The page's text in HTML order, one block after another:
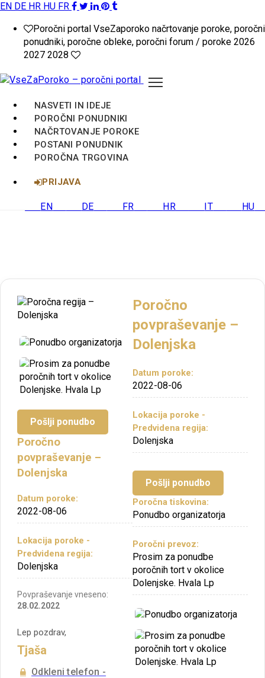
VseZaPoroko.net
Poročni
portal
za
načrtovanje
EN DE HR HU FR
Poročni portal VseZaporoko načrtovanje poroke, poročni
ponudniki, poročne obleke, poročni forum / poroke 2026
2027 2028
NASVETI IN IDEJE
POROČNI PONUDNIKI
NAČRTOVANJE POROKE
POSTANI PONUDNIK
POROČNA TRGOVINA
PRIJAVA
EN DE FR HR IT HU
Pošlji ponudbo
Poročno
povpraševanje –
Dolenjska
Datum poroke:
2022-08-06
Lokacija poroke -
Predvidena regija:
Dolenjska
Povpraševanje vneseno:
28.02.2022
Lep pozdrav,
Tjaša
Odkleni telefon -
Poročno
povpraševanje –
Dolenjska
Datum poroke:
2022-08-06
Lokacija poroke -
Predvidena regija:
Dolenjska
Pošlji ponudbo
Poročna tiskovina:
Ponudbo organizatorja
Poročni prevoz:
Prosim za ponudbe
poročnih tort v okolice
Dolenjske. Hvala Lp